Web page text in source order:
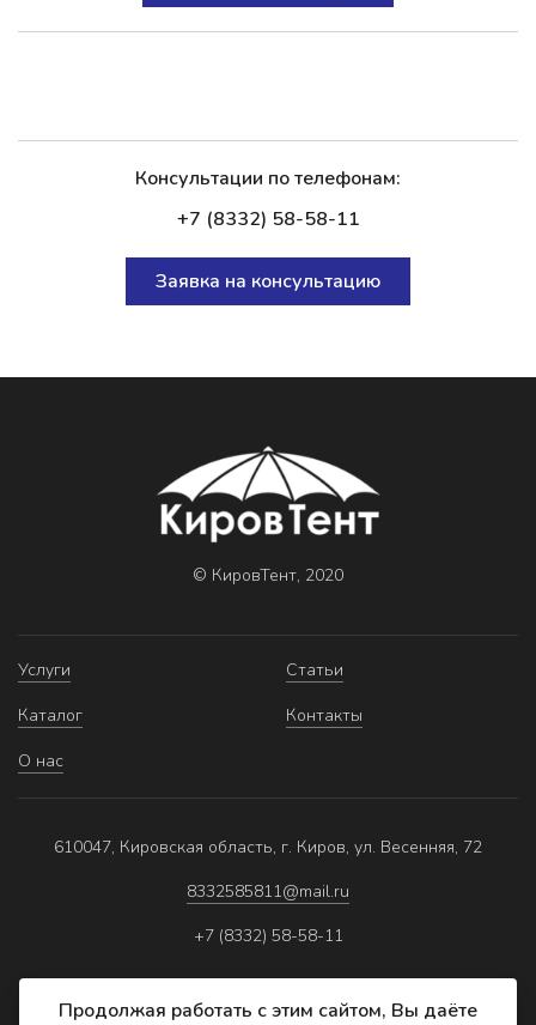
Консультации по телефонам:
+7 (8332) 58-58-11
Заявка на консультацию
© КировТент, 2020
Услуги
Каталог
О нас
Статьи
Контакты
610047, Кировская область, г. Киров, ул. Весенняя, 72
8332585811@mail.ru
+7 (8332) 58-58-11
Продолжая работать с этим сайтом, Вы даёте